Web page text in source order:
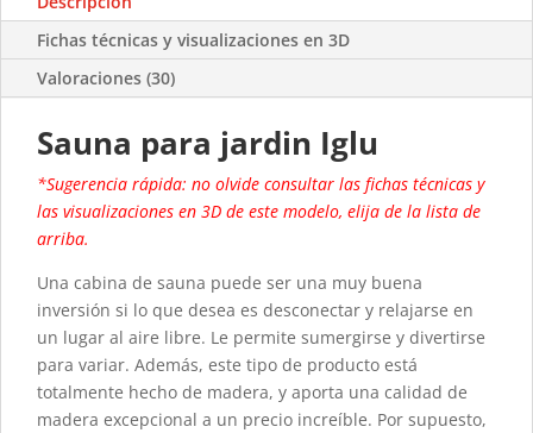
Fichas técnicas y visualizaciones en 3D
Valoraciones (30)
Sauna para jardin Iglu
*Sugerencia rápida: no olvide consultar las fichas técnicas y
las visualizaciones en 3D de este modelo, elija de la lista de
arriba.
Una cabina de sauna puede ser una muy buena
inversión si lo que desea es desconectar y relajarse en
un lugar al aire libre. Le permite sumergirse y divertirse
para variar. Además, este tipo de producto está
totalmente hecho de madera, y aporta una calidad de
madera excepcional a un precio increíble. Por supuesto,